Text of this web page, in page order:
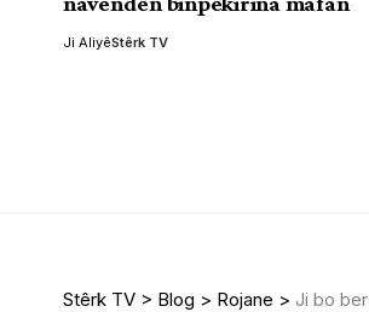
Ji AliyêStêrk TV
Stêrk TV > Blog > Rojane > Ji bo